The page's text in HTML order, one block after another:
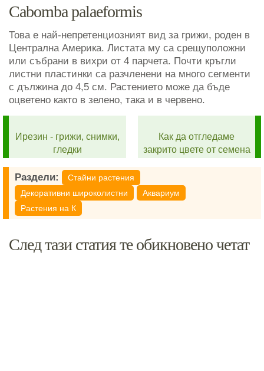
Cabomba palaeformis
Това е най-непретенциозният вид за грижи, роден в
Централна Америка. Листата му са срещуположни
или събрани в вихри от 4 парчета. Почти кръгли
листни пластинки са разчленени на много сегменти
с дължина до 4,5 см. Растението може да бъде
оцветено както в зелено, така и в червено.
Ирезин - грижи, снимки,
гледки
Как да отгледаме
закрито цвете от семена
Раздели:
Стайни растения
Декоративни широколистни
Аквариум
Растения на К
След тази статия те обикновено четат